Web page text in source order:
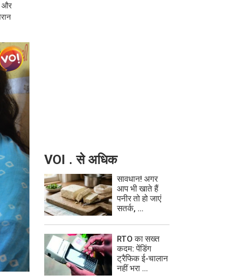
और
VOI . से अधिक
सावधान! अगर
आप भी खाते हैं
पनीर तो हो जाएं
सतर्क, ...
RTO का सख्त
कदम: पेंडिंग
ट्रैफिक ई-चालान
नहीं भरा ...